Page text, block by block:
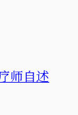
师自述